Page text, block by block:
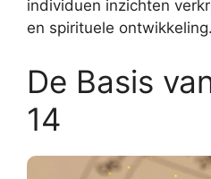
individuen inzichten
en spirituele ontwikkeling.
De Basis
14